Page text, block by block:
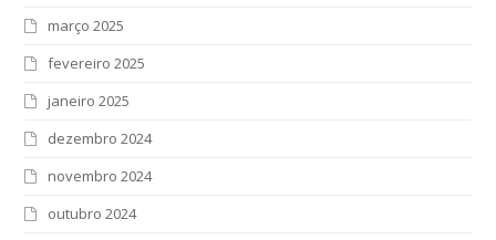
março 2025
fevereiro 2025
janeiro 2025
dezembro 2024
novembro 2024
outubro 2024